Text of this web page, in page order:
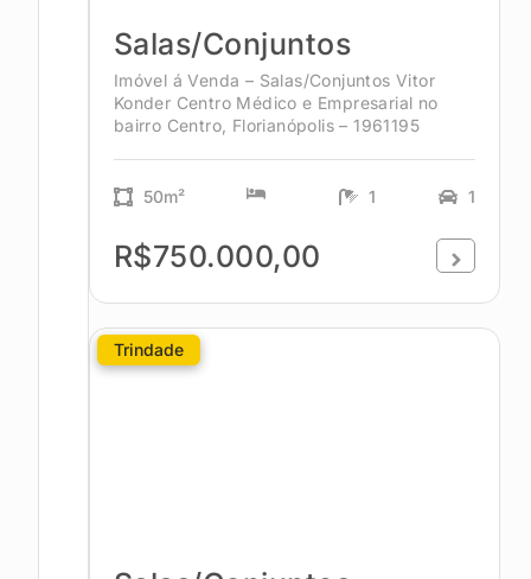
Salas/Conjuntos
Imóvel á Venda – Salas/Conjuntos Vitor
Konder Centro Médico e Empresarial no
bairro Centro, Florianópolis – 1961195
50m² 1 1
R$750.000,00
Trindade